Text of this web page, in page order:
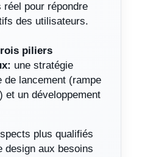
pour répondre
des utilisateurs.
piliers
une stratégie
de lancement (rampe
et un développement
plus qualifiés
design aux besoins